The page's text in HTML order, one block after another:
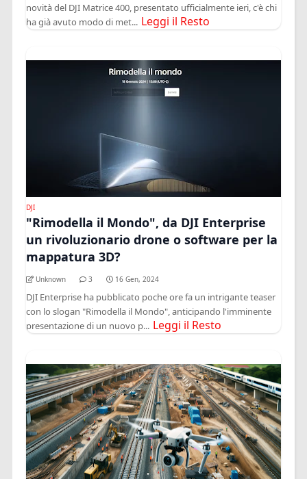
novità del DJI Matrice 400, presentato ufficialmente ieri, c'è chi
ha già avuto modo di met... Leggi il Resto
DJI
"Rimodella il Mondo", da DJI Enterprise
un rivoluzionario drone o software per la
mappatura 3D?
Unknown 3 16 Gen, 2024
DJI Enterprise ha pubblicato poche ore fa un intrigante teaser
con lo slogan "Rimodella il Mondo", anticipando l'imminente
presentazione di un nuovo p... Leggi il Resto